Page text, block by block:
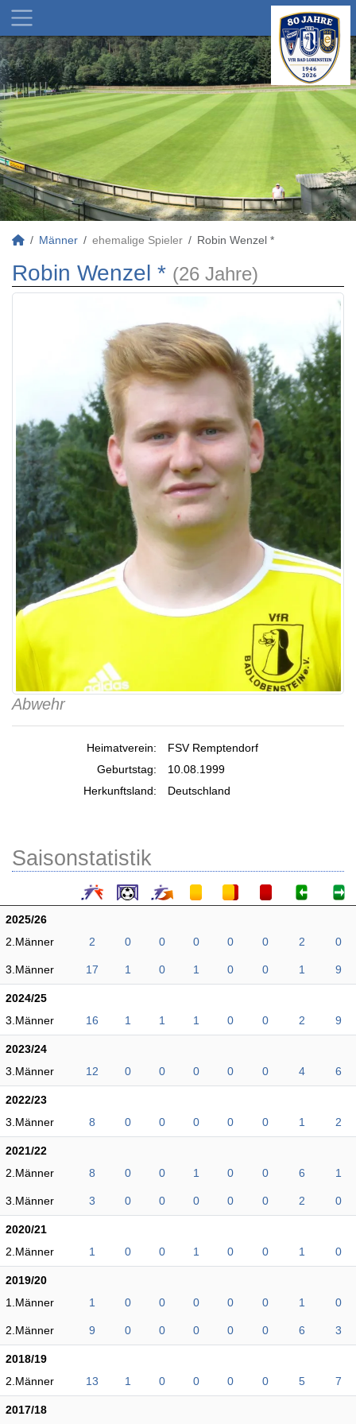
Männer ehemalige Spieler Robin Wenzel *
Robin Wenzel * (26 Jahre)
Abwehr
Heimatverein:
FSV Remptendorf
Geburtstag:
10.08.1999
Herkunftsland:
Deutschland
Saisonstatistik
2025/26
2.Männer
2 0 0 0 0 0 2 0
3.Männer 17 1 0 1 0 0 1 9
2024/25
3.Männer
16 1 1 1 0 0 2 9
2023/24
3.Männer
12 0 0 0 0 0 4 6
2022/23
3.Männer
8 0 0 0 0 0 1 2
2021/22
2.Männer
8 0 0 1 0 0 6 1
3.Männer 3 0 0 0 0 0 2 0
2020/21
2.Männer
1 0 0 1 0 0 1 0
2019/20
1.Männer
1 0 0 0 0 0 1 0
2.Männer 9 0 0 0 0 0 6 3
2018/19
2.Männer
13 1 0 0 0 0 5 7
2017/18